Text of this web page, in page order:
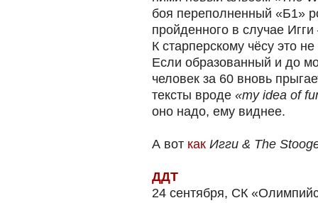
боя переполненный «Б1»
пройденного в случае
К старперскому чёсу это
Если образованный и до
человек за 60 вновь
тексты вроде «my idea of
оно надо, ему виднее.
А вот как Игги & The
ДДТ
24 сентября, СК